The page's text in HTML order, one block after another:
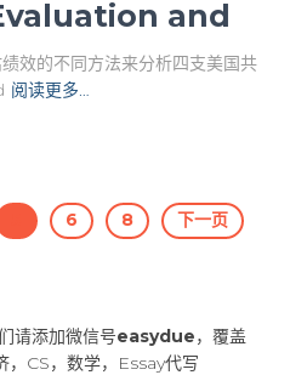
and
效的不同方法来分析四支美国共
阅读更多…
6 8 下一页
请添加微信号easydue，覆盖
，CS，数学，Essay代写